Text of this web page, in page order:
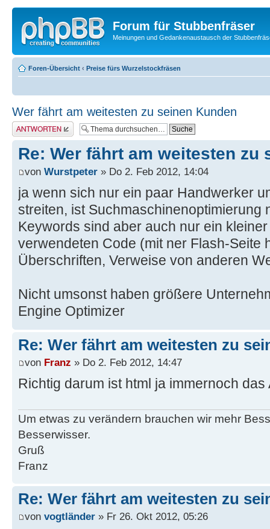
Forum für Stubbenfräser
Meinungen und Gedankenaustausch der
Foren-Übersicht ‹ Preise fürs Wurzelstockfräsen
Wer fährt am weitesten zu seinen Kunden
Antwort erstellen
Re: Wer fährt am weitesten zu
von Wurstpeter » Do 2. Feb 2012, 14:04
ja wenn sich nur ein paar Handwerker
streiten, ist Suchmaschinenoptimierung
Keywords sind aber auch nur ein
verwendeten Code (mit ner Flash-Seite
Überschriften, Verweise von anderen
Nicht umsonst haben größere
Engine Optimizer
Re: Wer fährt am weitesten zu
von Franz » Do 2. Feb 2012, 14:47
Richtig darum ist html ja immernoch das
Um etwas zu verändern brauchen wir mehr
Besserwisser.
Gruß
Franz
Re: Wer fährt am weitesten zu
von vogtländer » Fr 26. Okt 2012, 05:26